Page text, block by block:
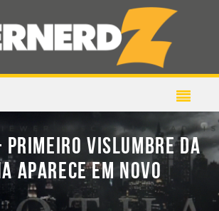
PRIMEIRO VISLUMBRE DA
APARECE EM NOVO